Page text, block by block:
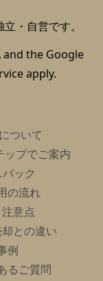
・自営です。
and the Google
apply.
ついて
ップでご案内
ック
の流れ
意点
との違い
例
るご質問